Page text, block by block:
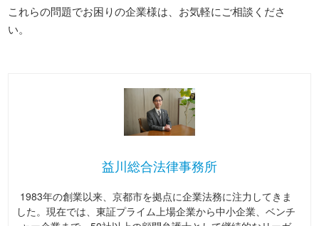
これらの問題でお困りの企業様は、お気軽にご相談くださ
い。
益川総合法律事務所
1983年の創業以来、京都市を拠点に企業法務に注力してきま
した。現在では、東証プライム上場企業から中小企業、ベンチ